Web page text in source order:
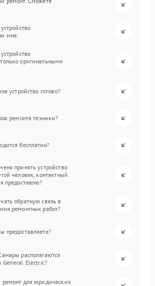
мне.
оригинальными
устройство готово?
ремонта техники?
бесплатно?
принять устройство
человек, контактный
предоставлю?
обратную связь в
ремонтных работ?
предоставляете?
располагаются
General Electric?
ремонт для юридических